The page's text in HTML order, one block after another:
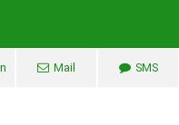
Mail SMS